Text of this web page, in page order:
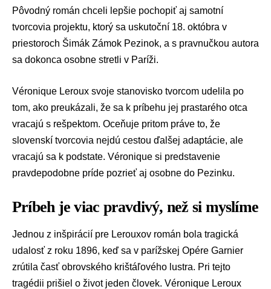
Pôvodný román chceli lepšie pochopiť aj samotní
tvorcovia projektu, ktorý sa uskutoční 18. októbra v
priestoroch Šimák Zámok Pezinok, a s pravnučkou autora
sa dokonca osobne stretli v Paríži.
Véronique Leroux svoje stanovisko tvorcom udelila po
tom, ako preukázali, že sa k príbehu jej prastarého otca
vracajú s rešpektom. Oceňuje pritom práve to, že
slovenskí tvorcovia nejdú cestou ďalšej adaptácie, ale
vracajú sa k podstate. Véronique si predstavenie
pravdepodobne príde pozrieť aj osobne do Pezinku.
Príbeh je viac pravdivý, než si myslíme
Jednou z inšpirácií pre Lerouxov román bola tragická
udalosť z roku 1896, keď sa v parížskej Opére Garnier
zrútila časť obrovského krištáľového lustra. Pri tejto
tragédii prišiel o život jeden človek. Véronique Leroux